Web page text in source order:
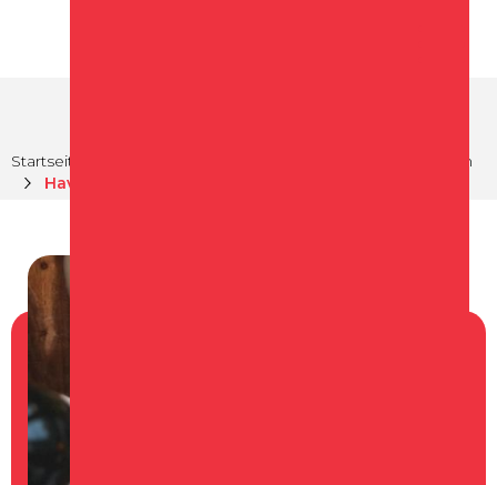
Startseite
Restaurants in Schagen
Havana Schagen